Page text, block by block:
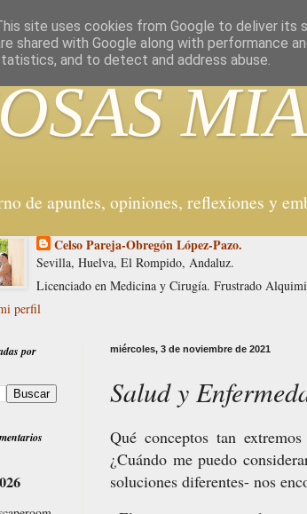
de apuntes, opiniones, reflexiones y
Celso Pareja-Obregón López-Pazo.
Sevilla, Huelva, El Rompido, Andaluz.
Licenciado en Medicina y Cirugía. Frustrado
perfil
miércoles, 3 de noviembre de 2021
Salud y
Qué conceptos tan
¿Cuándo me puedo
soluciones diferentes- nos
por
site uses cookies from Google to deliver its
shared with Google along with performance
and to detect and address abuse.